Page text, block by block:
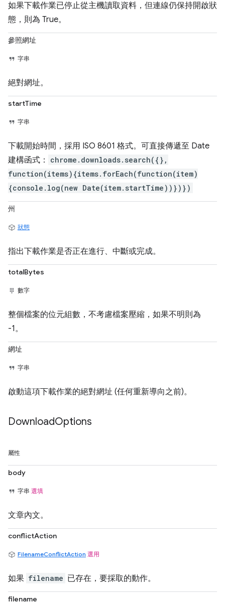
如果下載作業已停止從主機讀取資料，但連線仍保持開啟狀
態，則為 True。
參照網址
字串
絕對網址。
startTime
字串
下載開始時間，採用 ISO 8601 格式。可直接傳遞至 Date
建構函式：
chrome.downloads.search({},
function(items){items.forEach(function(item)
{console.log(new Date(item.startTime))})})
州
狀態
指出下載作業是否正在進行、中斷或完成。
totalBytes
數字
整個檔案的位元組數，不考慮檔案壓縮，如果不明則為
-1。
網址
字串
啟動這項下載作業的絕對網址 (任何重新導向之前)。
DownloadOptions
屬性
body
字串 選填
文章內文。
conflictAction
FilenameConflictAction 選用
如果 filename 已存在，要採取的動作。
filename